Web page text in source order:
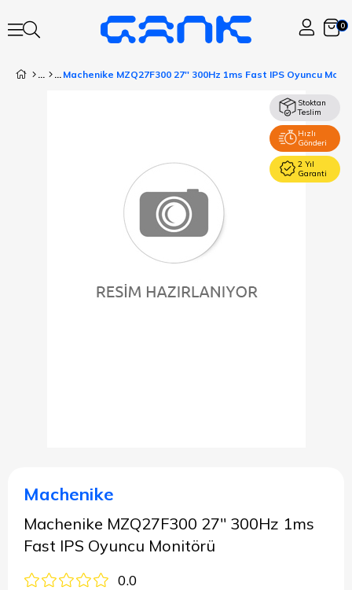
0
Machenike MZQ27F300 27'' 300Hz 1ms Fast IPS Oyuncu
Stoktan
Teslim
Hızlı
Gönderi
2 Yıl
Garanti
Machenike
Machenike MZQ27F300 27'' 300Hz 1ms
Fast IPS Oyuncu Monitörü
0.0